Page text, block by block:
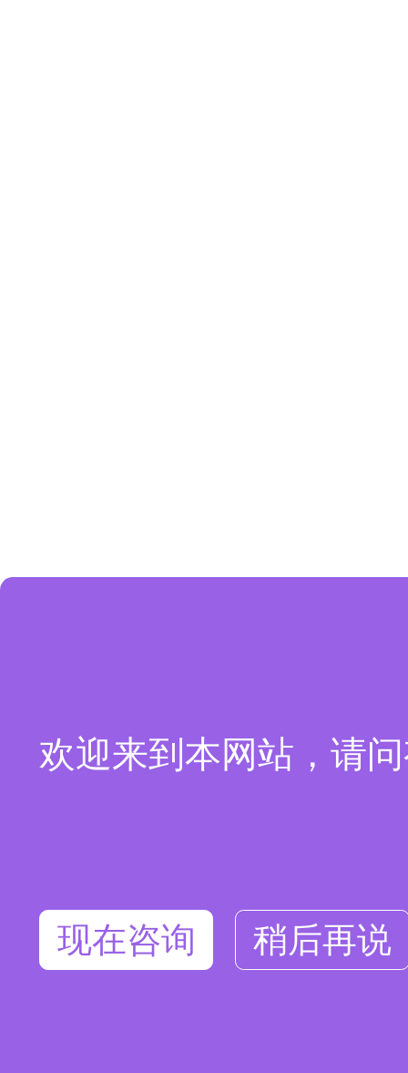
欢迎来到本网站，请
现在咨询 稍后再说